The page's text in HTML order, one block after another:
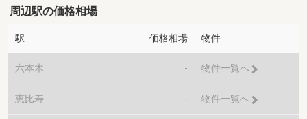
周辺駅の価格相場
駅 価格相場 物件
六本木 - 物件一覧へ
恵比寿 - 物件一覧へ